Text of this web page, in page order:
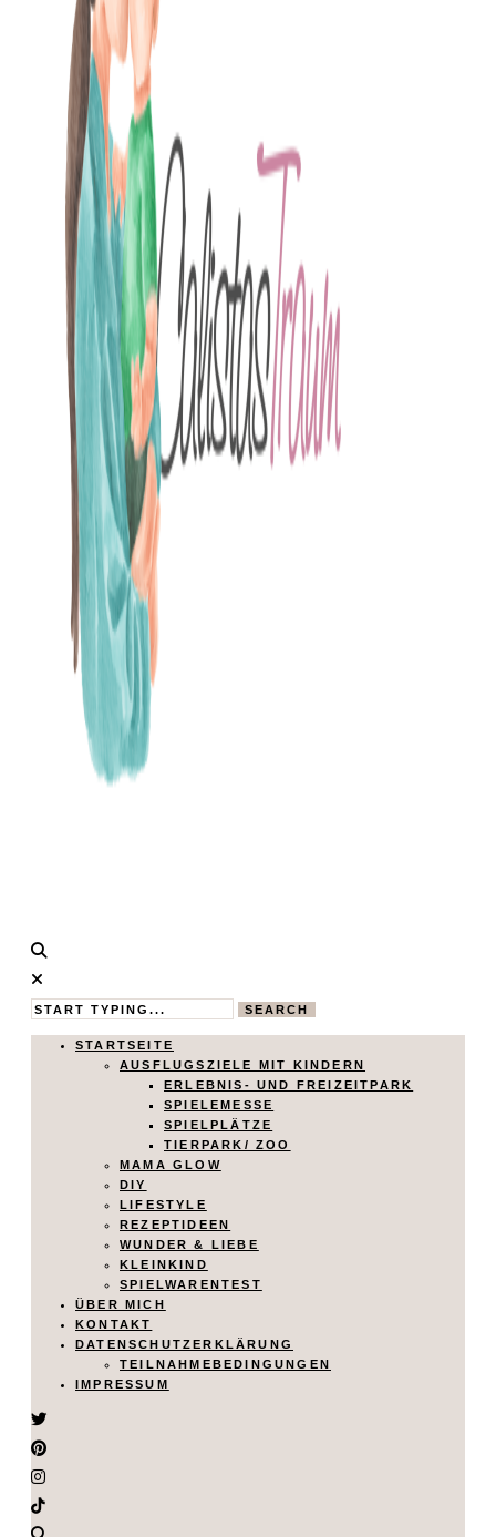
Calistas
Traum
MAMABLOG
SEARCH
STARTSEITE
AUSFLUGSZIELE MIT KINDERN
ERLEBNIS- UND FREIZEITPARK
SPIELEMESSE
SPIELPLÄTZE
TIERPARK/ ZOO
MAMA GLOW
DIY
LIFESTYLE
REZEPTIDEEN
WUNDER & LIEBE
KLEINKIND
SPIELWARENTEST
ÜBER MICH
KONTAKT
DATENSCHUTZERKLÄRUNG
TEILNAHMEBEDINGUNGEN
IMPRESSUM